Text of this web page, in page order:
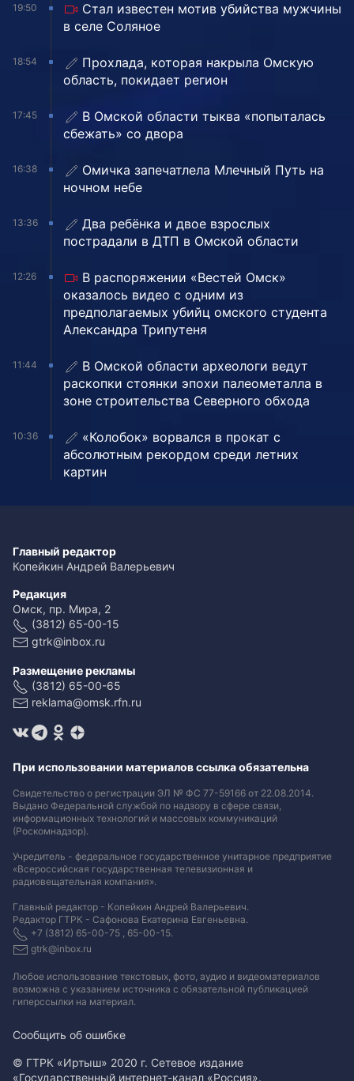
19:50
Стал известен мотив убийства мужчины
в селе Соляное
18:54
Прохлада, которая накрыла Омскую
область, покидает регион
17:45
В Омской области тыква «попыталась
сбежать» со двора
16:38
Омичка запечатлела Млечный Путь на
ночном небе
13:36
Два ребёнка и двое взрослых
пострадали в ДТП в Омской области
12:26
В распоряжении «Вестей Омск»
оказалось видео с одним из
предполагаемых убийц омского студента
Александра Трипутеня
11:44
В Омской области археологи ведут
раскопки стоянки эпохи палеометалла в
зоне строительства Северного обхода
10:36
«Колобок» ворвался в прокат с
абсолютным рекордом среди летних
картин
Главный редактор
Копейкин Андрей Валерьевич
Редакция
Омск, пр. Мира, 2
(3812) 65-00-15
gtrk@inbox.ru
Размещение рекламы
(3812) 65-00-65
reklama@omsk.rfn.ru
При использовании материалов ссылка обязательна
Свидетельство о регистрации ЭЛ № ФС 77-59166 от 22.08.2014.
Выдано Федеральной службой по надзору в сфере связи,
информационных технологий и массовых коммуникаций
(Роскомнадзор).
Учредитель - федеральное государственное унитарное предприятие
«Всероссийская государственная телевизионная и
радиовещательная компания».
Главный редактор - Копейкин Андрей Валерьевич.
Редактор ГТРК - Сафонова Екатерина Евгеньевна.
+7 (3812) 65-00-75 , 65-00-15.
gtrk@inbox.ru
Любое использование текстовых, фото, аудио и видеоматериалов
возможна с указанием источника с обязательной публикацией
гиперссылки на материал.
Сообщить об ошибке
© ГТРК «Иртыш» 2020 г. Сетевое издание
«Государственный интернет-канал «Россия».